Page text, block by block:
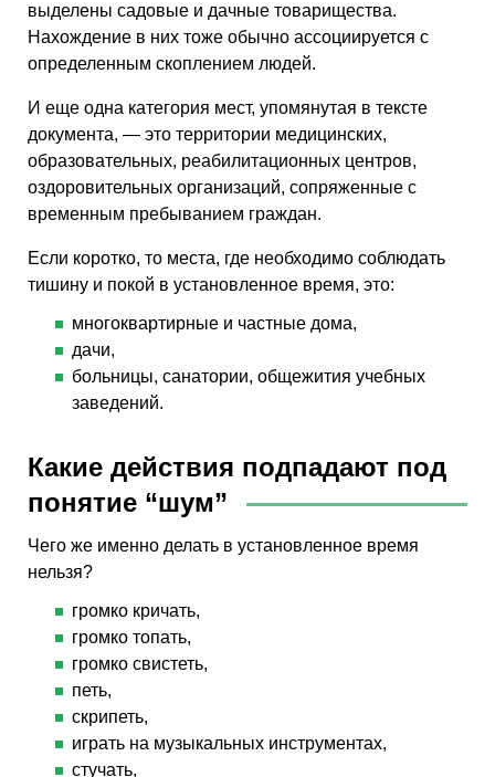
выделены садовые и дачные товарищества.
Нахождение в них тоже обычно ассоциируется с
определенным скоплением людей.
И еще одна категория мест, упомянутая в тексте
документа, — это территории медицинских,
образовательных, реабилитационных центров,
оздоровительных организаций, сопряженные с
временным пребыванием граждан.
Если коротко, то места, где необходимо соблюдать
тишину и покой в установленное время, это:
многоквартирные и частные дома,
дачи,
больницы, санатории, общежития учебных
заведений.
Какие действия подпадают под
понятие “шум”
Чего же именно делать в установленное время
нельзя?
громко кричать,
громко топать,
громко свистеть,
петь,
скрипеть,
играть на музыкальных инструментах,
стучать,